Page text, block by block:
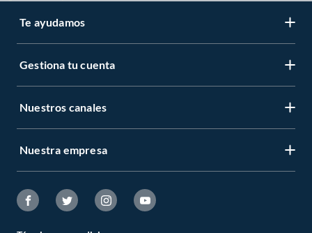
Te ayudamos
Gestiona tu cuenta
Nuestros canales
Nuestra empresa